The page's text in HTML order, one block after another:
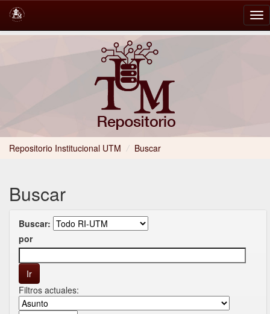
Repositorio Institucional UTM / Buscar
Buscar
Buscar:
por
Filtros actuales: